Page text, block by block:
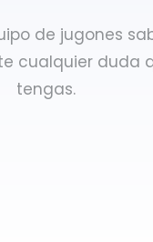
de jugones
cualquier duda
tengas.